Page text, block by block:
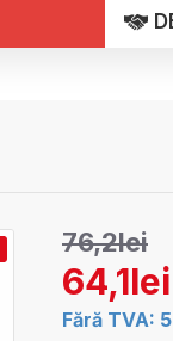
64,1lei
76,2lei
Fără TVA: